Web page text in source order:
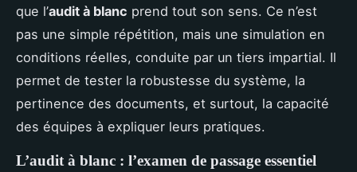
que l’audit à blanc prend tout son sens. Ce n’est
pas une simple répétition, mais une simulation en
conditions réelles, conduite par un tiers impartial. Il
permet de tester la robustesse du système, la
pertinence des documents, et surtout, la capacité
des équipes à expliquer leurs pratiques.
L’audit à blanc : l’examen de passage essentiel